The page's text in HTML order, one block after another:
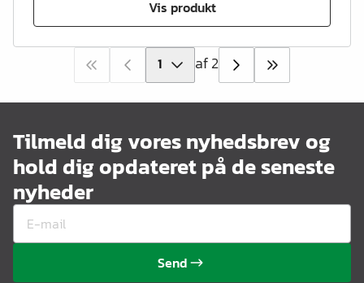
Vis produkt
af 2
Tilmeld dig vores nyhedsbrev og
hold dig opdateret på de seneste
nyheder
Send